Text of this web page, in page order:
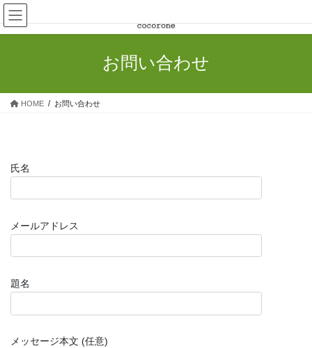
コ
ン
テ
ス
ナ
ビ
ゲ
ン
お問い合わせ
HOME お問い合わせ
氏名
メールアドレス
題名
メッセージ本文 (任意)